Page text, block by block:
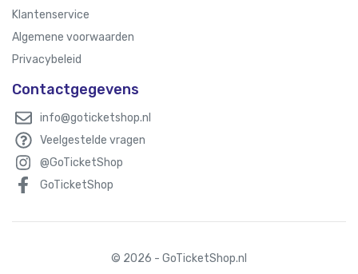
Klantenservice
Algemene voorwaarden
Privacybeleid
Contactgegevens
info@goticketshop.nl
Veelgestelde vragen
@GoTicketShop
GoTicketShop
© 2026 - GoTicketShop.nl